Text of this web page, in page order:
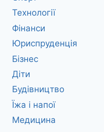
Технології
Фінанси
Юриспруденція
Бізнес
Діти
Будівництво
Їжа і напої
Медицина